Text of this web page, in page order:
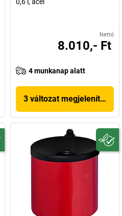
Nettó
8.010,- Ft
4 munkanap alatt
3 változat megjelenítése